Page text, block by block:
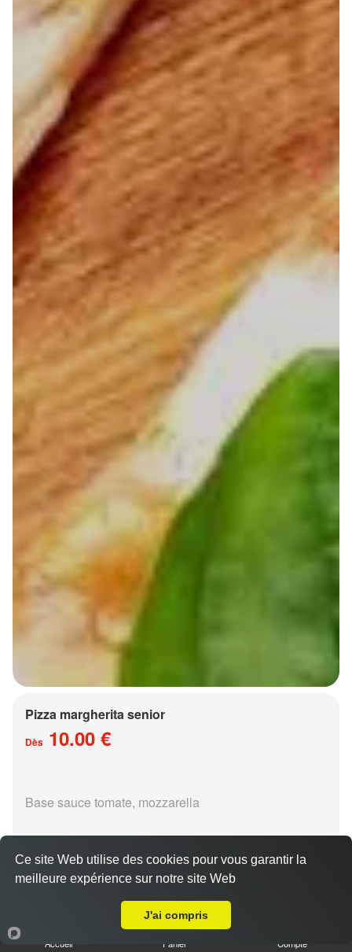
Pizza margherita senior
Dès 10.00 €
Base sauce tomate, mozzarella
15.00 €
Accueil Panier Compte
Ce site Web utilise des cookies pour vous garantir la
meilleure expérience sur notre site Web
J'ai compris